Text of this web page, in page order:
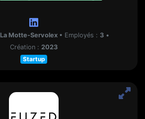
La Motte-Servolex • Employés : 3 •
Création : 2023
Startup